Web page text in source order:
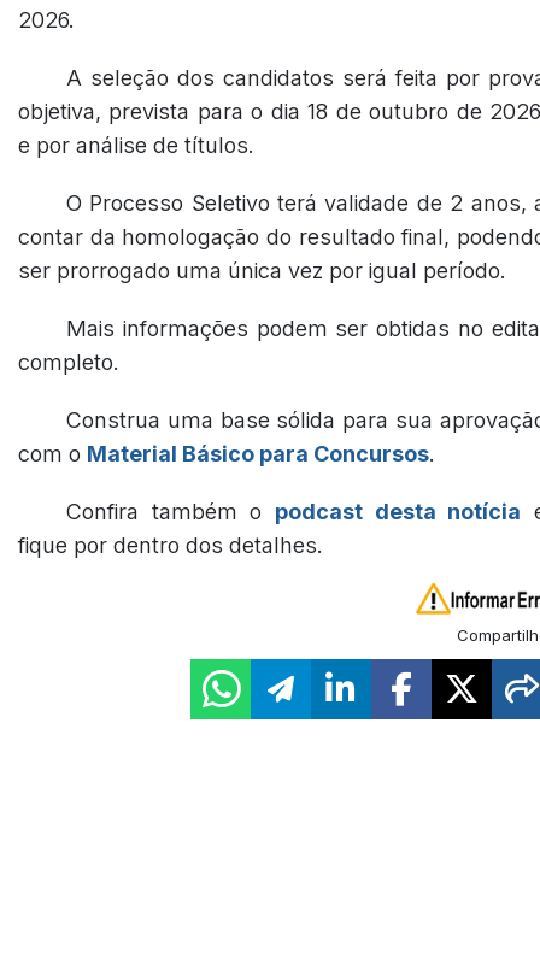
2026.
A seleção dos candidatos será feita por
objetiva, prevista para o dia 18 de outubro de
e por análise de títulos.
O Processo Seletivo terá validade de 2 anos,
contar da homologação do resultado final,
ser prorrogado uma única vez por igual período.
Mais informações podem ser obtidas no
completo.
Construa uma base sólida para sua
com o Material Básico para Concursos.
Confira também o podcast desta notícia
fique por dentro dos detalhes.